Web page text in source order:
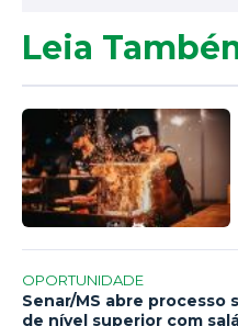
Leia
OPORTUNIDADE
Senar/MS abre processo
de nível superior com